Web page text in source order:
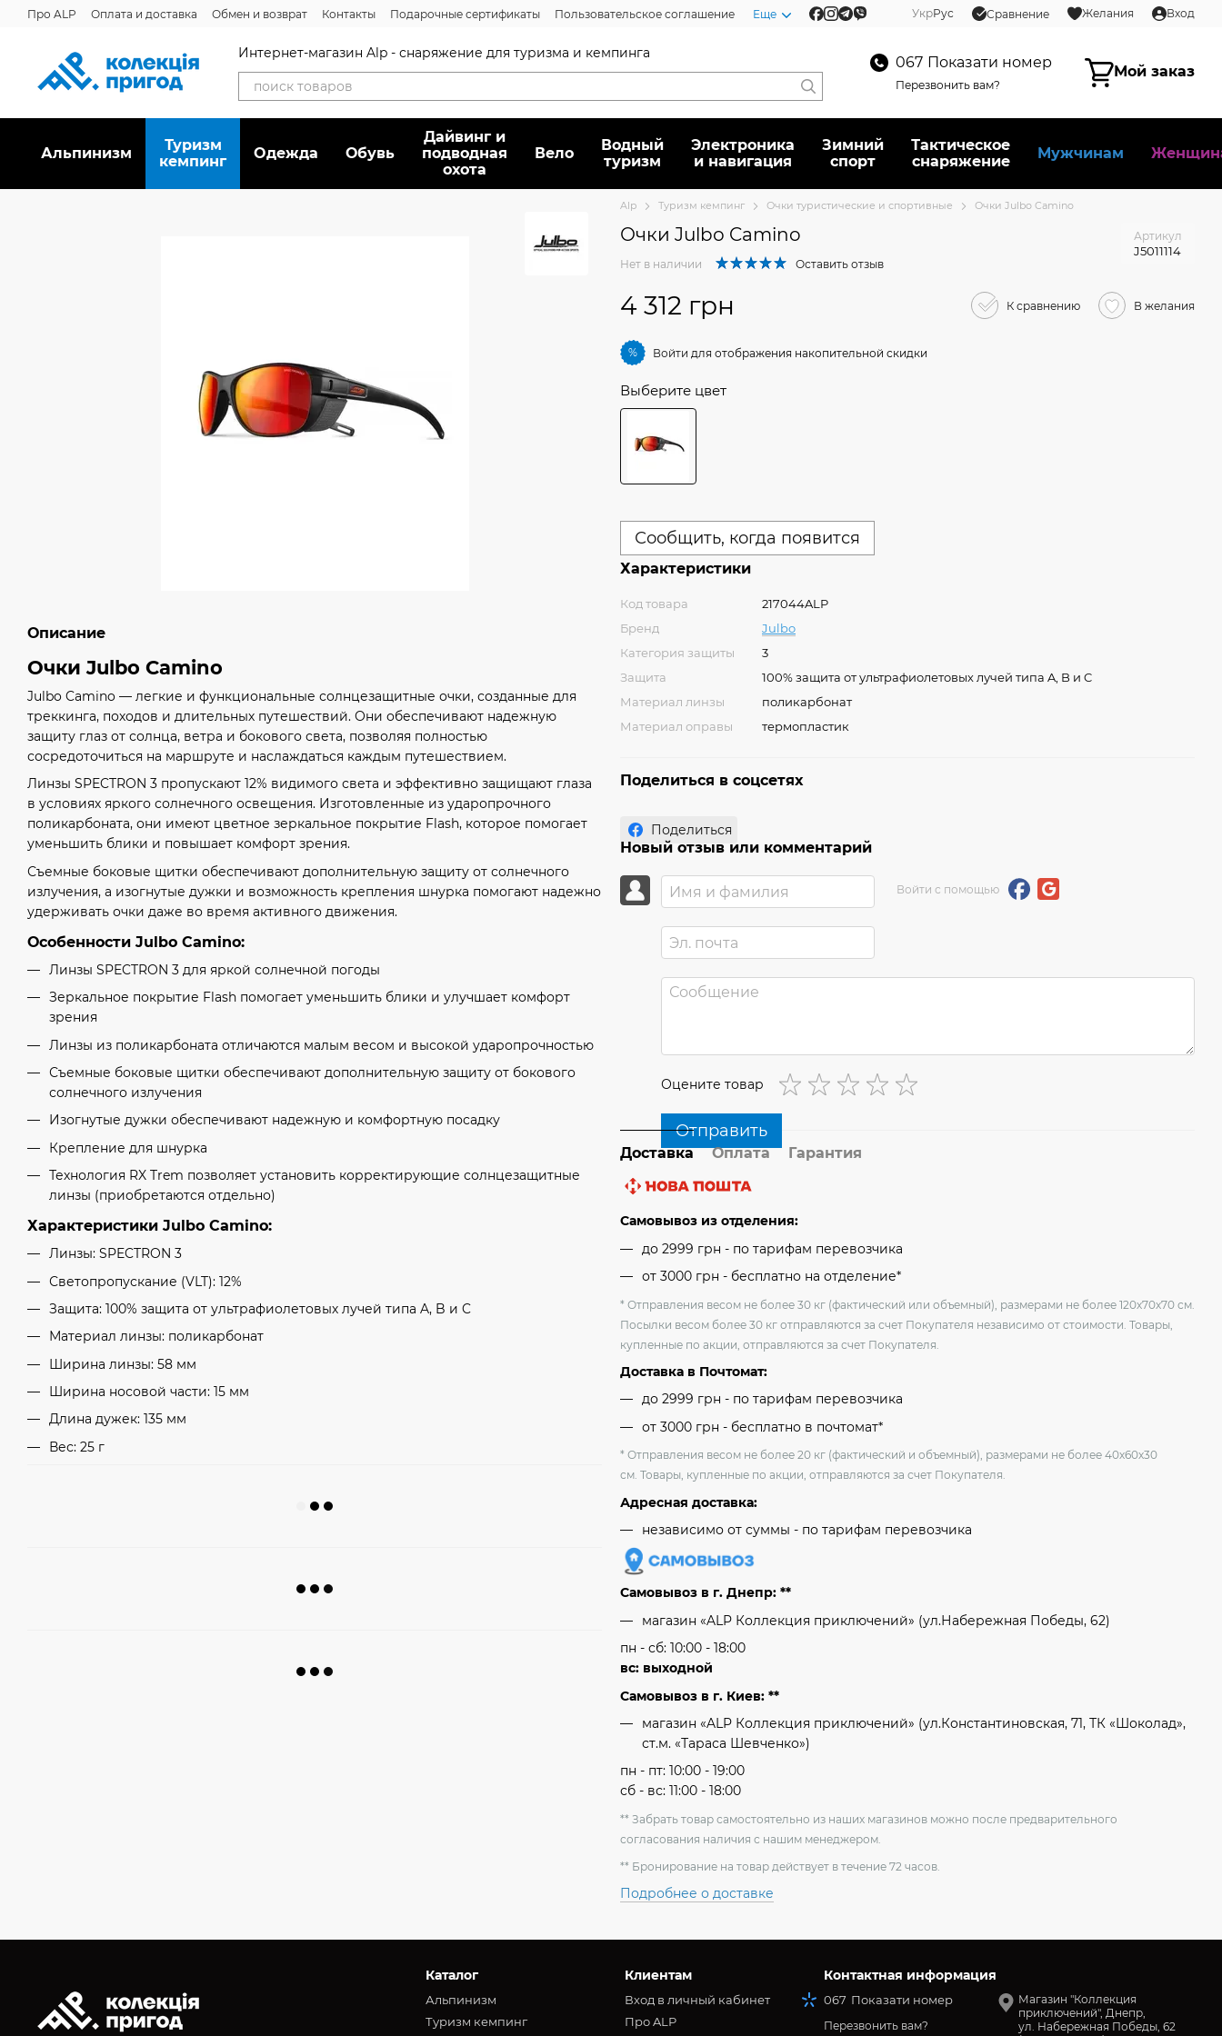
Перейти к основному контенту
Про ALP Оплата и доставка Обмен и возврат Контакты Подарочные сертификаты Пользовательское соглашение Еще УкрРус Сравнение Желания Вход
Интернет-магазин Alp - снаряжение для туризма и кемпинга
067 Показати номер
Перезвонить вам?
Мой заказ
Альпинизм
Туризм
кемпинг
Oдежда Обувь
Дайвинг и
подводная
охота
Вело
Водный
туризм
Электроника
и навигация
Зимний
спорт
Тактическое
снаряжение
Мужчинам
Описание
Очки Julbo Camino
Julbo Camino — легкие и функциональные солнцезащитные очки, созданные для
треккинга, походов и длительных путешествий. Они обеспечивают надежную
защиту глаз от солнца, ветра и бокового света, позволяя полностью
сосредоточиться на маршруте и наслаждаться каждым путешествием.
Линзы SPECTRON 3 пропускают 12% видимого света и эффективно защищают глаза
в условиях яркого солнечного освещения. Изготовленные из ударопрочного
поликарбоната, они имеют цветное зеркальное покрытие Flash, которое помогает
уменьшить блики и повышает комфорт зрения.
Съемные боковые щитки обеспечивают дополнительную защиту от солнечного
излучения, а изогнутые дужки и возможность крепления шнурка помогают надежно
удерживать очки даже во время активного движения.
Особенности Julbo Camino:
Линзы SPECTRON 3 для яркой солнечной погоды
Зеркальное покрытие Flash помогает уменьшить блики и улучшает комфорт
зрения
Линзы из поликарбоната отличаются малым весом и высокой ударопрочностью
Съемные боковые щитки обеспечивают дополнительную защиту от бокового
солнечного излучения
Изогнутые дужки обеспечивают надежную и комфортную посадку
Крепление для шнурка
Технология RX Trem позволяет установить корректирующие солнцезащитные
линзы (приобретаются отдельно)
Характеристики Julbo Camino:
Линзы: SPECTRON 3
Светопропускание (VLT): 12%
Защита: 100% защита от ультрафиолетовых лучей типа A, B и C
Материал линзы: поликарбонат
Ширина линзы: 58 мм
Ширина носовой части: 15 мм
Длина дужек: 135 мм
Вес: 25 г
Alp Туризм кемпинг Очки туристические и спортивные Очки Julbо Camino
Очки Julbо Camino Артикул
J5011114
Нет в наличии Оставить отзыв
4 312 грн К сравнению В желания
% Войти для отображения накопительной скидки
Выберите цвет
Сообщить, когда появится
Характеристики
Код товара
217044ALP
Бренд
Julbo
Категория защиты
3
Защита
100% защита от ультрафиолетовых лучей типа A, B и C
Материал линзы
поликарбонат
Материал оправы
термопластик
Поделиться в соцсетях
Поделиться
Новый отзыв или комментарий
Войти с помощью
Оцените товар
Отправить
Доставка Оплата Гарантия
Самовывоз из отделения:
до 2999 грн - по тарифам перевозчика
от 3000 грн - бесплатно на отделение*
* Отправления весом не более 30 кг (фактический или объемный), размерами не более 120х70х70 см.
Посылки весом более 30 кг отправляются за счет Покупателя независимо от стоимости. Товары,
купленные по акции, отправляются за счет Покупателя.
Доставка в Почтомат:
до 2999 грн - по тарифам перевозчика
от 3000 грн - бесплатно в почтомат*
* Отправления весом не более 20 кг (фактический и объемный), размерами не более 40х60х30
см. Товары, купленные по акции, отправляются за счет Покупателя.
Адресная доставка:
независимо от cуммы - по тарифам перевозчика
Самовывоз в г. Днепр: **
магазин «ALP Коллекция приключений» (ул.Набережная Победы, 62)
пн - сб: 10:00 - 18:00
вс: выходной
Самовывоз в г. Киев: **
магазин «ALP Коллекция приключений» (ул.Константиновская, 71, ТК «Шоколад»,
ст.м. «Тараса Шевченко»)
пн - пт: 10:00 - 19:00
сб - вс: 11:00 - 18:00
** Забрать товар самостоятельно из наших магазинов можно после предварительного
согласования наличия с нашим менеджером.
** Бронирование на товар действует в течение 72 часов.
Подробнее о доставке
Каталог
Альпинизм
Туризм кемпинг
Клиентам
Вход в личный кабинет
Про ALP
Контактная информация
067 Показати номер
Перезвонить вам?
Магазин "Коллекция
приключений", Днепр,
ул. Набережная Победы, 62